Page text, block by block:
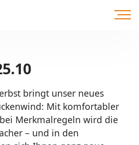
bringt unser neues
Mit komfortabler
Merkmalregeln wird die
– und in den